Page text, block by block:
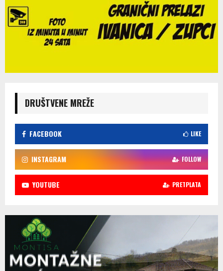
DRUŠTVENE MREŽE
FACEBOOK LIKE
INSTAGRAM FOLLOW
YOUTUBE PRETPLATA